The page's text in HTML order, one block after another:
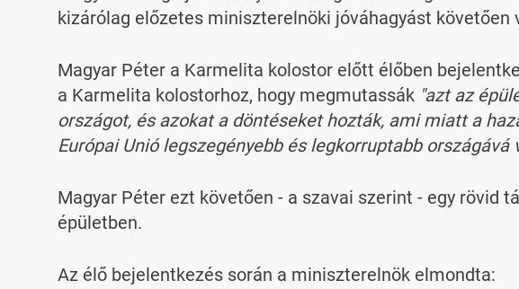
kizárólag előzetes miniszterelnöki jóváhagyást követően
Magyar Péter a Karmelita kolostor előtt élőben
a Karmelita kolostorhoz, hogy megmutassák "azt az
országot, és azokat a döntéseket hozták, ami miatt a
Európai Unió legszegényebb és legkorruptabb országává
Magyar Péter ezt követően - a szavai szerint - egy rövid
épületben.
Az élő bejelentkezés során a miniszterelnök elmondta: